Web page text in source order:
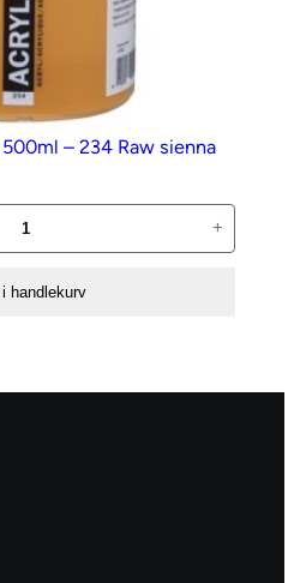
– 234 Raw sienna
+
i handlekurv